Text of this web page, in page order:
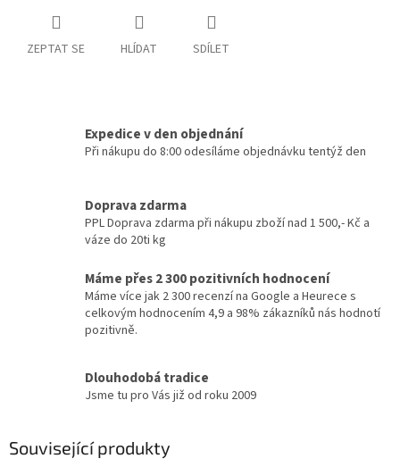
ZEPTAT SE HLÍDAT SDÍLET
Expedice v den objednání
Při nákupu do 8:00 odesíláme objednávku tentýž den
Doprava zdarma
PPL Doprava zdarma při nákupu zboží nad 1 500,- Kč a
váze do 20ti kg
Máme přes 2 300 pozitivních hodnocení
Máme více jak 2 300 recenzí na Google a Heurece s
celkovým hodnocením 4,9 a 98% zákazníků nás hodnotí
pozitivně.
Dlouhodobá tradice
Jsme tu pro Vás již od roku 2009
Související produkty